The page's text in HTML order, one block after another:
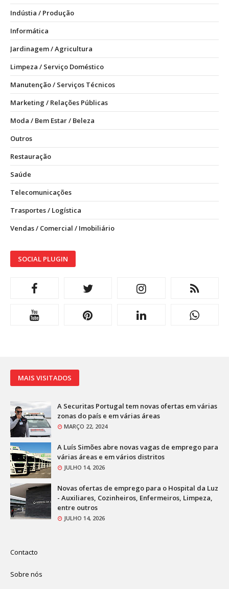
Indústia / Produção
Informática
Jardinagem / Agricultura
Limpeza / Serviço Doméstico
Manutenção / Serviços Técnicos
Marketing / Relações Públicas
Moda / Bem Estar / Beleza
Outros
Restauração
Saúde
Telecomunicações
Trasportes / Logística
Vendas / Comercial / Imobiliário
SOCIAL PLUGIN
MAIS VISITADOS
A Securitas Portugal tem novas ofertas em várias
zonas do país e em várias áreas
MARÇO 22, 2024
A Luís Simões abre novas vagas de emprego para
várias áreas e em vários distritos
JULHO 14, 2026
Novas ofertas de emprego para o Hospital da Luz
- Auxiliares, Cozinheiros, Enfermeiros, Limpeza,
entre outros
JULHO 14, 2026
Contacto
Sobre nós